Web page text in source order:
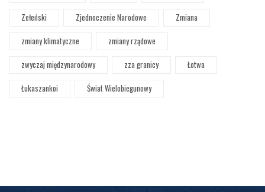
Zełeński
Zjednoczenie Narodowe
Zmiana
zmiany klimatyczne
zmiany rządowe
zwyczaj międzynarodowy
zza granicy
Łotwa
Łukaszankoi
Świat Wielobiegunowy